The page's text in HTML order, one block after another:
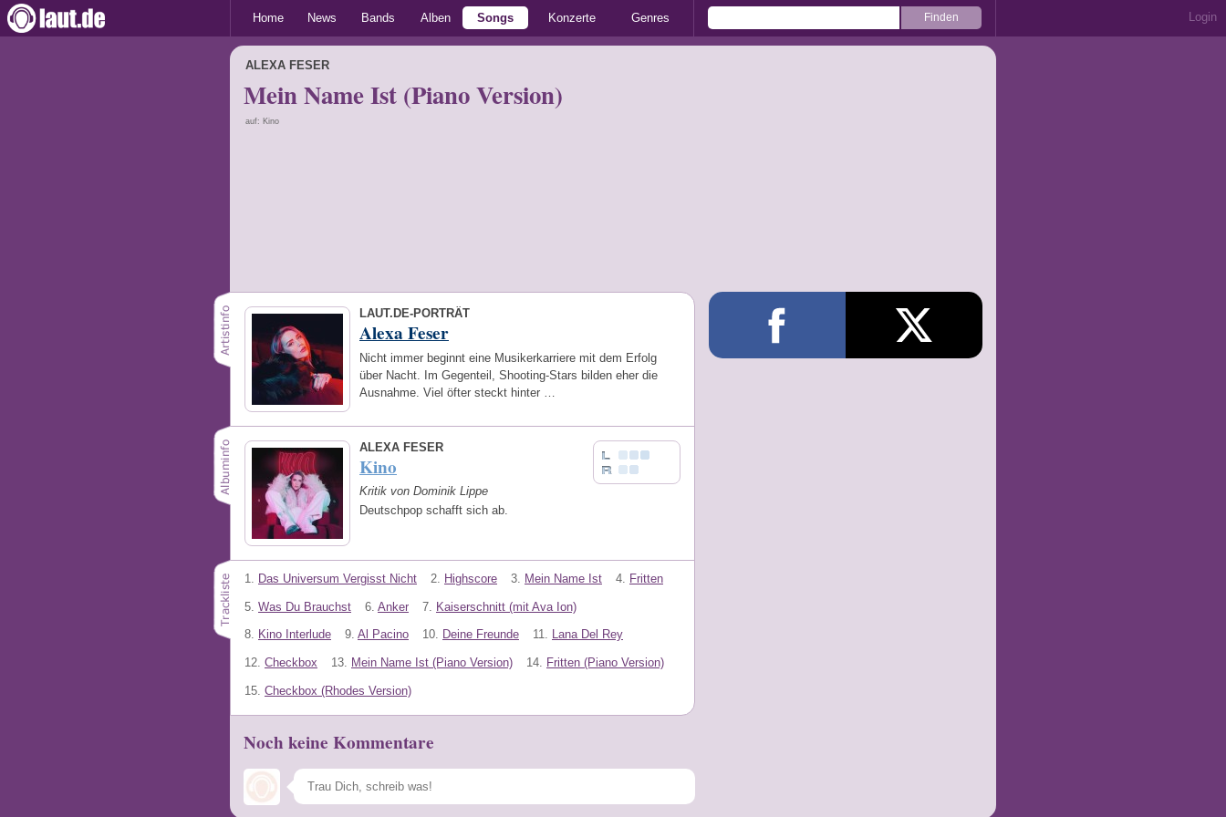
Home News Bands Alben Songs Konzerte Genres Login
ALEXA FESER
Mein Name Ist (Piano Version)
auf: Kino
LAUT.DE-PORTRÄT
Alexa Feser
Nicht immer beginnt eine Musikerkarriere mit dem Erfolg
über Nacht. Im Gegenteil, Shooting-Stars bilden eher die
Ausnahme. Viel öfter steckt hinter …
ALEXA FESER
Kino
Kritik von Dominik Lippe
Deutschpop schafft sich ab.
1. Das Universum Vergisst Nicht 2. Highscore 3. Mein Name Ist 4. Fritten
5. Was Du Brauchst 6. Anker 7. Kaiserschnitt (mit Ava Ion)
8. Kino Interlude 9. Al Pacino 10. Deine Freunde 11. Lana Del Rey
12. Checkbox 13. Mein Name Ist (Piano Version) 14. Fritten (Piano Version)
15. Checkbox (Rhodes Version)
Noch keine Kommentare